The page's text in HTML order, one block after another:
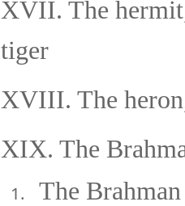
XVII. The
tiger
XVIII. The
XIX. The
The